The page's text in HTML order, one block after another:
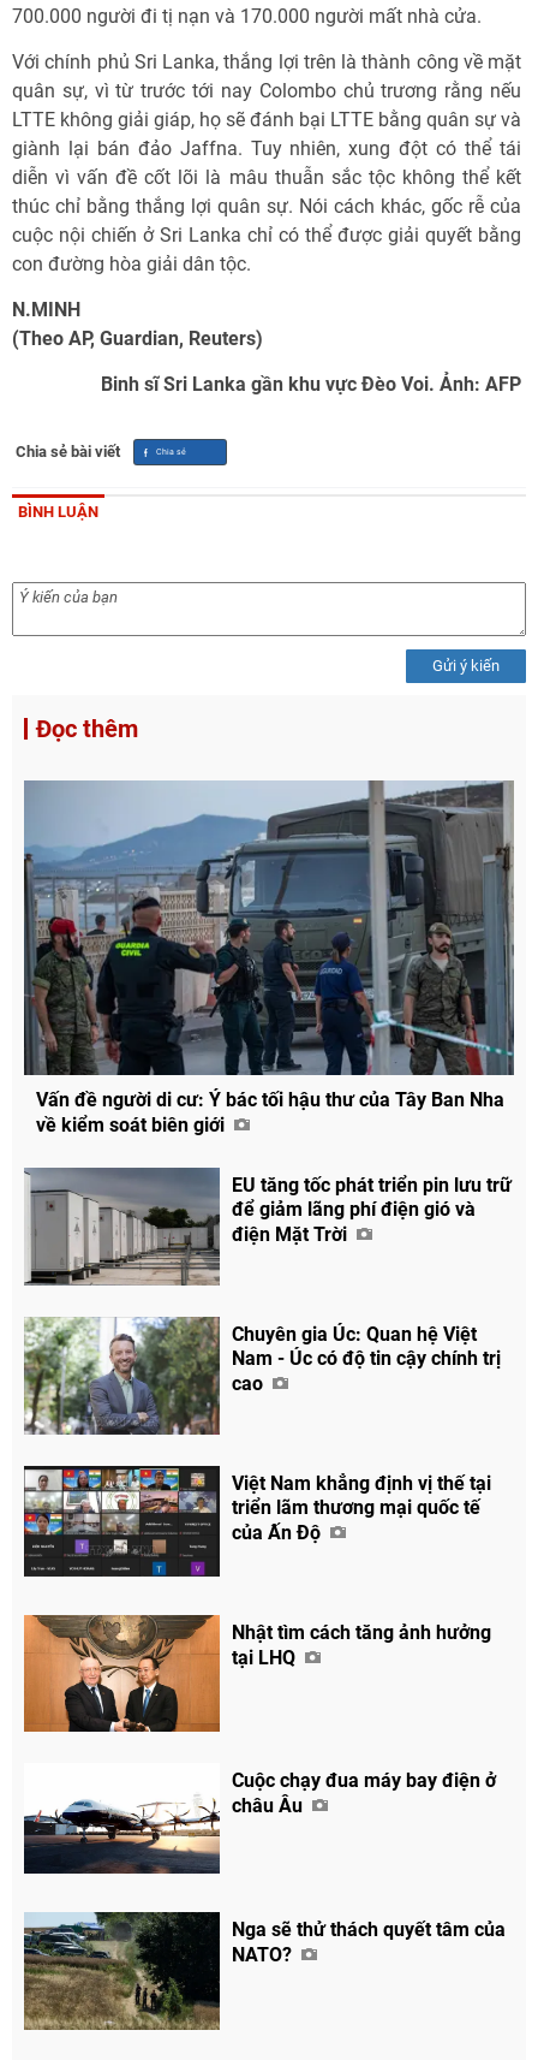
700.000 người đi tị nạn và 170.000 người mất nhà cửa.
Với chính phủ Sri Lanka, thắng lợi trên là thành công về mặt
quân sự, vì từ trước tới nay Colombo chủ trương rằng nếu
LTTE không giải giáp, họ sẽ đánh bại LTTE bằng quân sự và
giành lại bán đảo Jaffna. Tuy nhiên, xung đột có thể tái
diễn vì vấn đề cốt lõi là mâu thuẫn sắc tộc không thể kết
thúc chỉ bằng thắng lợi quân sự. Nói cách khác, gốc rễ của
cuộc nội chiến ở Sri Lanka chỉ có thể được giải quyết bằng
con đường hòa giải dân tộc.
N.MINH
(Theo AP, Guardian, Reuters)
Binh sĩ Sri Lanka gần khu vực Đèo Voi. Ảnh: AFP
Chia sẻ bài viết
BÌNH LUẬN
Gửi ý kiến
Đọc thêm
Vấn đề người di cư: Ý bác tối hậu thư của Tây Ban Nha
về kiểm soát biên giới
EU tăng tốc phát triển pin lưu trữ
để giảm lãng phí điện gió và
điện Mặt Trời
Chuyên gia Úc: Quan hệ Việt
Nam - Úc có độ tin cậy chính trị
cao
Việt Nam khẳng định vị thế tại
triển lãm thương mại quốc tế
của Ấn Độ
Nhật tìm cách tăng ảnh hưởng
tại LHQ
Cuộc chạy đua máy bay điện ở
châu Âu
Nga sẽ thử thách quyết tâm của
NATO?